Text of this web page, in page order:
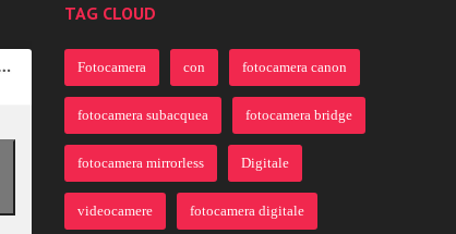
TAG CLOUD
Fotocamera con fotocamera canon
fotocamera subacquea fotocamera bridge
fotocamera mirrorless Digitale
videocamere fotocamera digitale